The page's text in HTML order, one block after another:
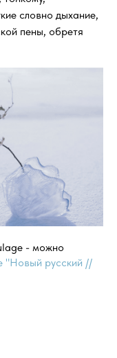
словно дыхание,
пены, обретя
- можно
"Новый русский //